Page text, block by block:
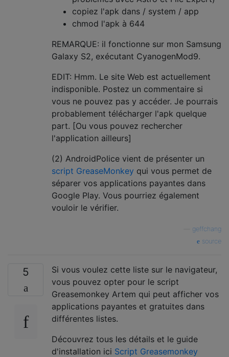
copiez l'apk dans / system / app
chmod l'apk à 644
REMARQUE: il fonctionne sur mon Samsung
Galaxy S2, exécutant CyanogenMod9.
EDIT: Hmm. Le site Web est actuellement
indisponible. Postez un commentaire si
vous ne pouvez pas y accéder. Je pourrais
probablement télécharger l'apk quelque
part. [Ou vous pouvez rechercher
l'application ailleurs]
(2) AndroidPolice vient de présenter un
script GreaseMonkey qui vous permet de
séparer vos applications payantes dans
Google Play. Vous pourriez également
vouloir le vérifier.
geffchang
source
5
Si vous voulez cette liste sur le navigateur,
vous pouvez opter pour le script
Greasemonkey Artem qui peut afficher vos
applications payantes et gratuites dans
différentes listes.
Découvrez tous les détails et le guide
d'installation ici Script Greasemonkey